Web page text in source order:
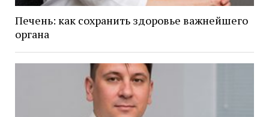
Печень: как сохранить здоровье важнейшего
органа